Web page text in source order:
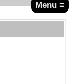
Menu ≡